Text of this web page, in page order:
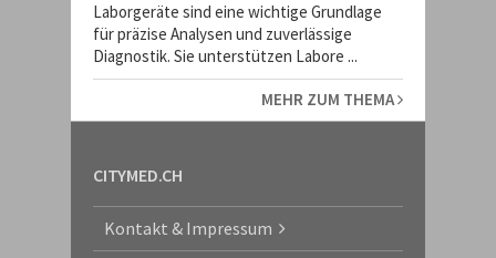
Laborgeräte sind eine wichtige Grundlage
für präzise Analysen und zuverlässige
Diagnostik. Sie unterstützen Labore ...
MEHR ZUM THEMA
CITYMED.CH
Kontakt & Impressum